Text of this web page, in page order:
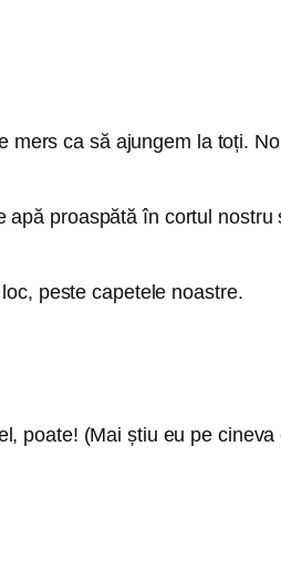
ca să ajungem la toți.
proaspătă în cortul
peste capetele noastre.
poate! (Mai știu eu pe